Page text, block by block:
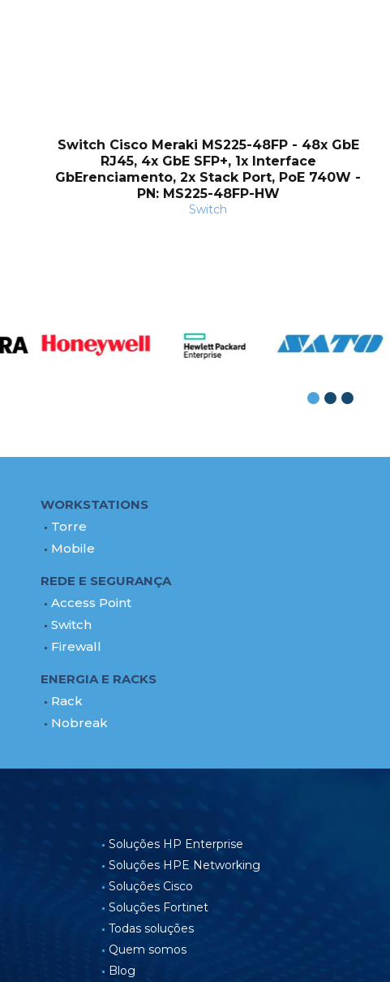
Switch Cisco Meraki MS225-48FP - 48x GbE
RJ45, 4x GbE SFP+, 1x Interface
GbErenciamento, 2x Stack Port, PoE 740W -
PN: MS225-48FP-HW
Switch
WORKSTATIONS
Torre
Mobile
REDE E SEGURANÇA
Access Point
Switch
Firewall
ENERGIA E RACKS
Rack
Nobreak
Soluções HP Enterprise
Soluções HPE Networking
Soluções Cisco
Soluções Fortinet
Todas soluções
Quem somos
Blog